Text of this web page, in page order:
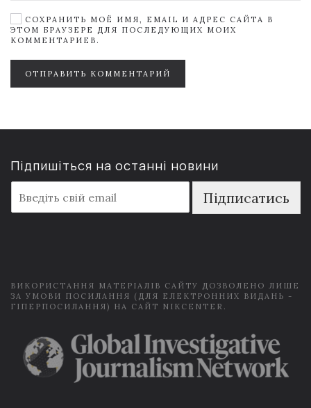
СОХРАНИТЬ МОЁ ИМЯ, EMAIL И АДРЕС САЙТА В
ЭТОМ БРАУЗЕРЕ ДЛЯ ПОСЛЕДУЮЩИХ МОИХ
КОММЕНТАРИЕВ.
ОТПРАВИТЬ КОММЕНТАРИЙ
Підпишіться на останні новини
m
a
Підписатись
ВИКОРИСТАННЯ МАТЕРІАЛІВ САЙТУ ДОЗВОЛЕНО ЛИШЕ
ЗА УМОВИ ПОСИЛАННЯ (ДЛЯ ЕЛЕКТРОННИХ ВИДАНЬ -
ГІПЕРПОСИЛАННЯ) НА САЙТ NIKCENTER.